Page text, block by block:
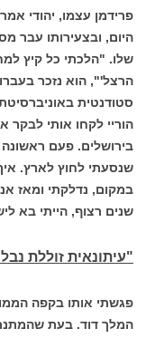
היום, ובצעירותו עבר
שלו. "הלכתי כל קיץ
הרצל'", הוא נזכר
הוריי לקחו אותי לבקר
בירושלים. פעם
שנסעתי לחוץ לארץ.
במקום, נדלקתי ומאז
שנים רצוף, הייתי בא
"עיתונאית זוללת
פגשתי אותו בקפה
המלך דוד. בעת